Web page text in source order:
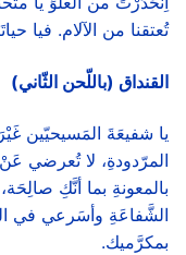
تُعتقنا من الآلام. فيا
القنداق (باللّحن الثّاني)
يا شفيعَةَ المَسيحيّين
المرّدودةِ، لا تُعرضي عَنْ
بالمعونةِ بما أنَّكِ
الشَّفاعَةِ وأسَرعي في
بمكرَّميك.